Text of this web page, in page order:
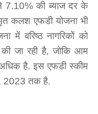
7.10% की ब्याज दर के
कलश एफडी योजना भी
में वरिष्ठ नागरिकों को
जा रही है, जोकि आम
है. इस एफडी स्‍कीम
2023 तक है.